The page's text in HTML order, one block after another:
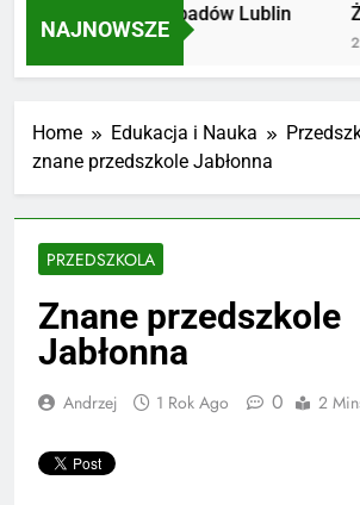
NAJNOWSZE
Utylizacja odpadów Lublin
2 Miesiące Ago 2
Home Edukacja i Nauka
znane przedszkole Jabłonna
PRZEDSZKOLA
Znane przedszkole
Jabłonna
Andrzej 1 Rok Ago 0 2